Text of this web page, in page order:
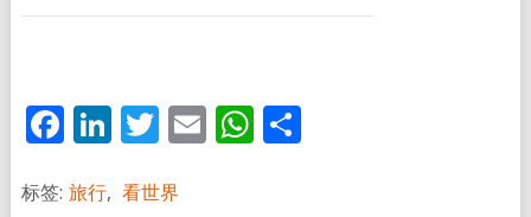
Facebook
LinkedIn
Twitter
EmailWhatsApp
分
标签: 旅行, 看世界